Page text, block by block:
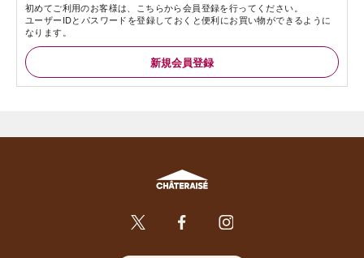
初めてご利用のお客様は、こちらから会員登録を行ってください。
ユーザーIDとパスワードを登録しておくと便利にお買い物ができるように
なります。